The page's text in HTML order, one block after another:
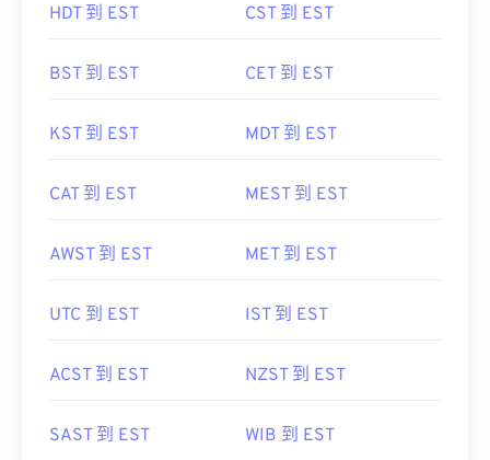
HDT 到 EST CST 到 EST
BST 到 EST CET 到 EST
KST 到 EST MDT 到 EST
CAT 到 EST MEST 到 EST
AWST 到 EST MET 到 EST
UTC 到 EST IST 到 EST
ACST 到 EST NZST 到 EST
SAST 到 EST WIB 到 EST